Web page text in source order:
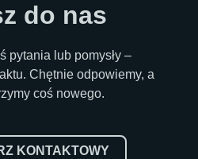
do nas
pytania lub pomysły –
Chętnie odpowiemy, a
coś nowego.
KONTAKTOWY